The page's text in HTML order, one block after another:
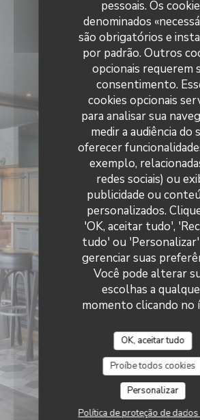
pessoais. Os
denominados
são obrigatórios e
por padrão. Outros
opcionais requerem
consentimento.
cookies opcionais
para analisar sua
medir a audiência do
oferecer
exemplo,
redes sociais) ou
publicidade ou
personalizados.
'OK, aceitar tudo',
tudo' ou
gerenciar suas
Você pode alterar
escolhas a
momento clicando no
esquerdo das páginas
OK, aceitar tudo
Proíbe todos cookies
Personalizar
Política de proteção de